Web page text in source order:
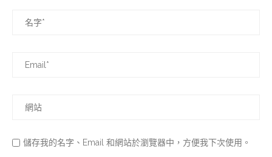
儲存我的名字、Email 和網站於瀏覽器中，方便我下次使用。